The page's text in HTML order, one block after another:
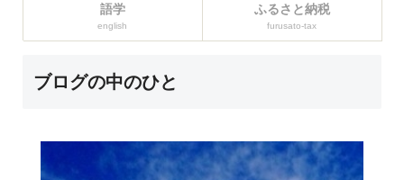
語学
english
ふるさと納税
furusato-tax
ブログの中のひと